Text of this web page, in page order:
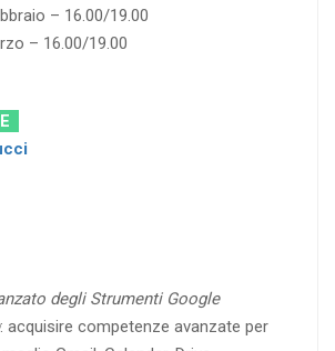
– 16.00/19.00
– 16.00/19.00
degli Strumenti Google
: acquisire competenze avanzate per